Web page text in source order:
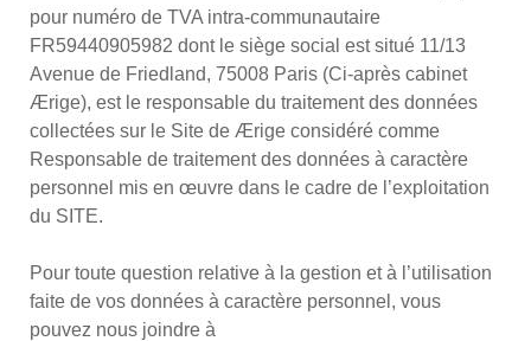
pour numéro de TVA intra-communautaire
FR59440905982 dont le siège social est situé 11/13
Avenue de Friedland, 75008 Paris (Ci-après cabinet
Ærige), est le responsable du traitement des données
collectées sur le Site de Ærige considéré comme
Responsable de traitement des données à caractère
personnel mis en œuvre dans le cadre de l’exploitation
du SITE.
Pour toute question relative à la gestion et à l’utilisation
faite de vos données à caractère personnel, vous
pouvez nous joindre à